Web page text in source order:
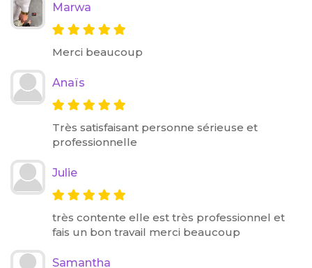
Marwa
Merci beaucoup
Anaïs
Très satisfaisant personne sérieuse et
professionnelle
Julie
très contente elle est très professionnel et
fais un bon travail merci beaucoup
Samantha